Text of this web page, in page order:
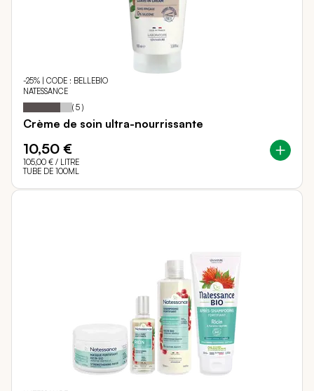
-25% | CODE : BELLEBIO
NATESSANCE
Notation: 76
% of
( 5 )
Crème de soin ultra-nourrissante
10,50 €
105,00 € / LITRE
TUBE DE 100ML